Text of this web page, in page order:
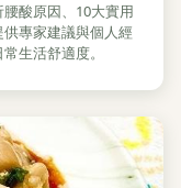
酸原因、10大實用
專家建議與個人經
生活舒適度。